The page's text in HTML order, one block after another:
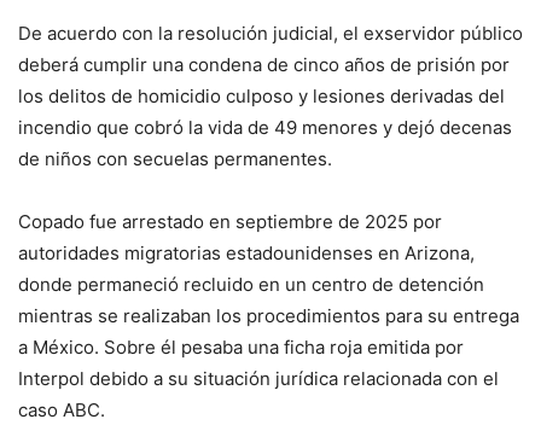
De acuerdo con la resolución judicial, el exservidor público
deberá cumplir una condena de cinco años de prisión por
los delitos de homicidio culposo y lesiones derivadas del
incendio que cobró la vida de 49 menores y dejó decenas
de niños con secuelas permanentes.
Copado fue arrestado en septiembre de 2025 por
autoridades migratorias estadounidenses en Arizona,
donde permaneció recluido en un centro de detención
mientras se realizaban los procedimientos para su entrega
a México. Sobre él pesaba una ficha roja emitida por
Interpol debido a su situación jurídica relacionada con el
caso ABC.